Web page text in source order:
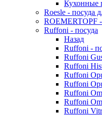
Кухонные
Roesle - посуда
ROEMERTOPF
Ruffoni - посуда
Назад
Ruffoni -
Ruffoni
Ruffoni
Ruffoni
Ruffoni
Ruffoni
Ruffoni
Ruffoni